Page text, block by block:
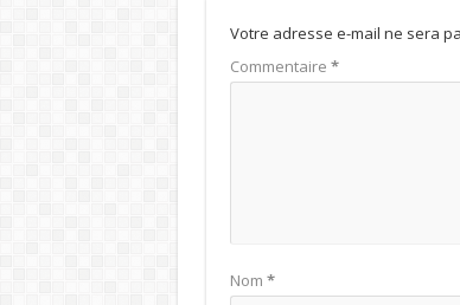
Votre adresse e-mail ne sera
Commentaire *
Nom *